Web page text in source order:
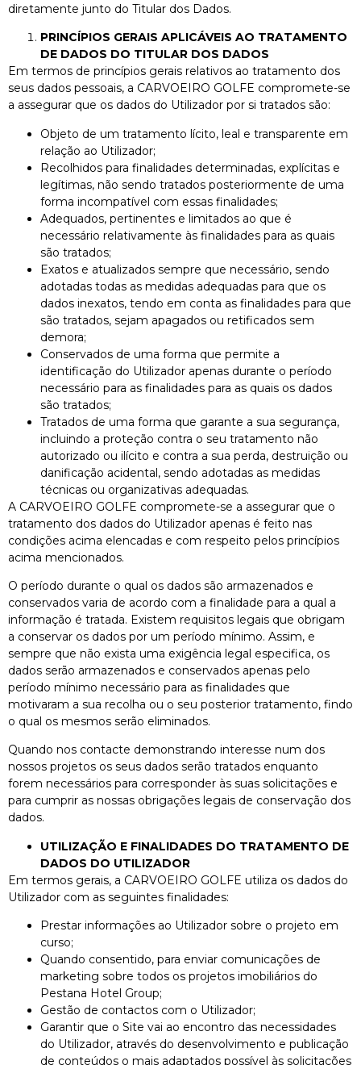
diretamente junto do Titular dos Dados.
PRINCÍPIOS GERAIS APLICÁVEIS AO TRATAMENTO
DE DADOS DO TITULAR DOS DADOS
Em termos de princípios gerais relativos ao tratamento dos
seus dados pessoais, a CARVOEIRO GOLFE compromete-se
a assegurar que os dados do Utilizador por si tratados são:
Objeto de um tratamento lícito, leal e transparente em
relação ao Utilizador;
Recolhidos para finalidades determinadas, explícitas e
legítimas, não sendo tratados posteriormente de uma
forma incompatível com essas finalidades;
Adequados, pertinentes e limitados ao que é
necessário relativamente às finalidades para as quais
são tratados;
Exatos e atualizados sempre que necessário, sendo
adotadas todas as medidas adequadas para que os
dados inexatos, tendo em conta as finalidades para que
são tratados, sejam apagados ou retificados sem
demora;
Conservados de uma forma que permite a
identificação do Utilizador apenas durante o período
necessário para as finalidades para as quais os dados
são tratados;
Tratados de uma forma que garante a sua segurança,
incluindo a proteção contra o seu tratamento não
autorizado ou ilícito e contra a sua perda, destruição ou
danificação acidental, sendo adotadas as medidas
técnicas ou organizativas adequadas.
A CARVOEIRO GOLFE compromete-se a assegurar que o
tratamento dos dados do Utilizador apenas é feito nas
condições acima elencadas e com respeito pelos princípios
acima mencionados.
O período durante o qual os dados são armazenados e
conservados varia de acordo com a finalidade para a qual a
informação é tratada. Existem requisitos legais que obrigam
a conservar os dados por um período mínimo. Assim, e
sempre que não exista uma exigência legal especifica, os
dados serão armazenados e conservados apenas pelo
período mínimo necessário para as finalidades que
motivaram a sua recolha ou o seu posterior tratamento, findo
o qual os mesmos serão eliminados.
Quando nos contacte demonstrando interesse num dos
nossos projetos os seus dados serão tratados enquanto
forem necessários para corresponder às suas solicitações e
para cumprir as nossas obrigações legais de conservação dos
dados.
UTILIZAÇÃO E FINALIDADES DO TRATAMENTO DE
DADOS DO UTILIZADOR
Em termos gerais, a CARVOEIRO GOLFE utiliza os dados do
Utilizador com as seguintes finalidades:
Prestar informações ao Utilizador sobre o projeto em
curso;
Quando consentido, para enviar comunicações de
marketing sobre todos os projetos imobiliários do
Pestana Hotel Group;
Gestão de contactos com o Utilizador;
Garantir que o Site vai ao encontro das necessidades
do Utilizador, através do desenvolvimento e publicação
de conteúdos o mais adaptados possível às solicitações